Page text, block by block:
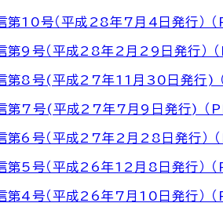
第10号（平成28年7月4日発行）
第9号（平成28年2月29日発行）
信第8号(平成27年11月30日発行)
信第7号(平成27年7月9日発行)
第6号（平成27年2月28日発行）
第5号（平成26年12月8日発行）
第4号（平成26年7月10日発行）